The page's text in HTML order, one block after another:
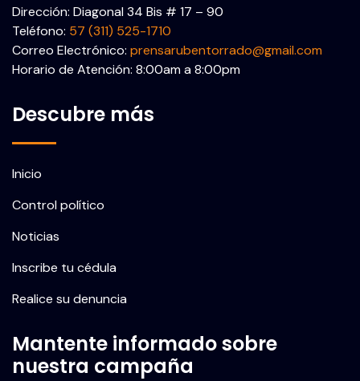
Dirección: Diagonal 34 Bis # 17 – 90
Teléfono: 57 (311) 525-1710
Correo Electrónico: prensarubentorrado@gmail.com
Horario de Atención: 8:00am a 8:00pm
Descubre más
Inicio
Control político
Noticias
Inscribe tu cédula
Realice su denuncia
Mantente informado sobre
nuestra campaña